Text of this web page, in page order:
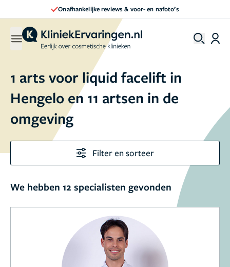
Direct een afspraak maken
1 arts voor liquid facelift in
Hengelo en 11 artsen in de
omgeving
Filter en sorteer
We hebben 12 specialisten gevonden